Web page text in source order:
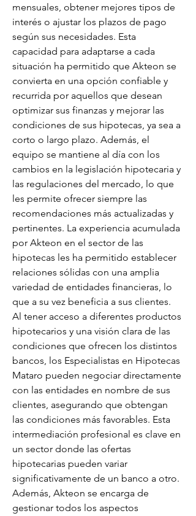
mensuales, obtener mejores tipos de
interés o ajustar los plazos de pago
según sus necesidades. Esta
capacidad para adaptarse a cada
situación ha permitido que Akteon se
convierta en una opción confiable y
recurrida por aquellos que desean
optimizar sus finanzas y mejorar las
condiciones de sus hipotecas, ya sea a
corto o largo plazo. Además, el
equipo se mantiene al día con los
cambios en la legislación hipotecaria y
las regulaciones del mercado, lo que
les permite ofrecer siempre las
recomendaciones más actualizadas y
pertinentes. La experiencia acumulada
por Akteon en el sector de las
hipotecas les ha permitido establecer
relaciones sólidas con una amplia
variedad de entidades financieras, lo
que a su vez beneficia a sus clientes.
Al tener acceso a diferentes productos
hipotecarios y una visión clara de las
condiciones que ofrecen los distintos
bancos, los Especialistas en Hipotecas
Mataro pueden negociar directamente
con las entidades en nombre de sus
clientes, asegurando que obtengan
las condiciones más favorables. Esta
intermediación profesional es clave en
un sector donde las ofertas
hipotecarias pueden variar
significativamente de un banco a otro.
Además, Akteon se encarga de
gestionar todos los aspectos